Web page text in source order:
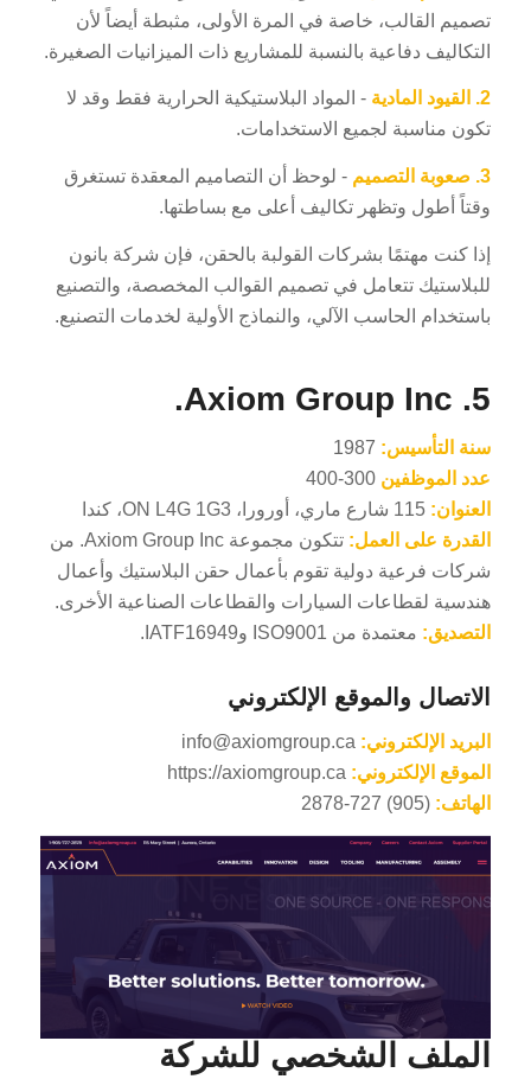
تصميم القالب، خاصة في المرة الأولى، مثبطة أيضاً لأن
التكاليف دفاعية بالنسبة للمشاريع ذات الميزانيات الصغيرة.
2. القيود المادية - المواد البلاستيكية الحرارية فقط وقد لا
تكون مناسبة لجميع الاستخدامات.
3. صعوبة التصميم - لوحظ أن التصاميم المعقدة تستغرق
وقتاً أطول وتظهر تكاليف أعلى مع بساطتها.
إذا كنت مهتمًا بشركات القولبة بالحقن، فإن شركة بانون
للبلاستيك تتعامل في تصميم القوالب المخصصة، والتصنيع
باستخدام الحاسب الآلي، والنماذج الأولية لخدمات التصنيع.
5. Axiom Group Inc.
سنة التأسيس:
عدد الموظفين
العنوان:
القدرة على العمل:
تتكون مجموعة Axiom Group Inc. من
شركات فرعية دولية تقوم بأعمال حقن البلاستيك وأعمال
هندسية لقطاعات السيارات والقطاعات الصناعية الأخرى.
التصديق: معتمدة من ISO9001 وIATF16949.
الاتصال والموقع الإلكتروني
البريد الإلكتروني:
الموقع الإلكتروني:
الهاتف: (905) 727-2878
الملف الشخصي للشركة